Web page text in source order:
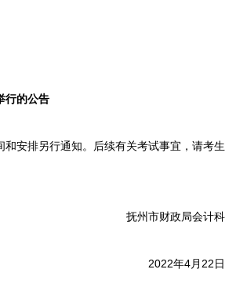
行的公告
安排另行通知。后续有关考试事宜，请考生
抚州市财政局会计科
2022年4月22日